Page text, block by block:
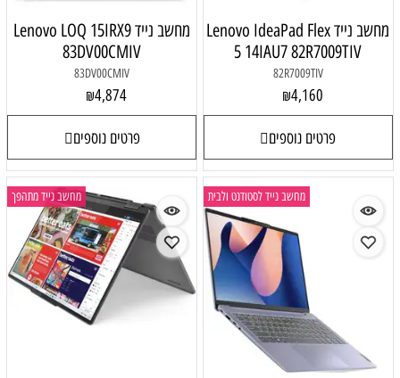
מחשב נייד Lenovo IdeaPad Flex
5 14IAU7 82R7009TIV
82R7009TIV
₪4,160
פרטים נוספים
מחשב נייד Lenovo LOQ 15IRX9
83DV00CMIV
83DV00CMIV
₪4,874
פרטים נוספים
מחשב נייד לסטודנט ולבית מחשב נייד מתהפך